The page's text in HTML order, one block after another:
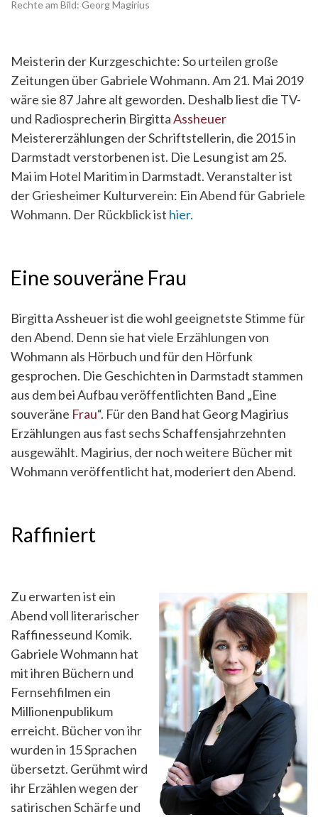
Rechte am Bild: Georg Magirius
Meisterin der Kurzgeschichte: So urteilen große
Zeitungen über Gabriele Wohmann. Am 21. Mai 2019
wäre sie 87 Jahre alt geworden. Deshalb liest die TV-
und Radiosprecherin BirgittaAssheuer
Meistererzählungen der Schriftstellerin, die 2015 in
Darmstadt verstorbenen ist. Die Lesung ist am 25.
Mai im Hotel Maritim in Darmstadt. Veranstalter ist
der Griesheimer Kulturverein: Ein Abend für Gabriele
Wohmann. Der Rückblick ist hier.
Eine souveräne Frau
Birgitta Assheuer ist die wohl geeignetste Stimme für
den Abend. Denn sie hat viele Erzählungen von
Wohmann als Hörbuch und für den Hörfunk
gesprochen. Die Geschichten in Darmstadt stammen
aus dem bei Aufbau veröffentlichten Band „Eine
souveräne Frau“. Für den Band hat Georg Magirius
Erzählungen aus fast sechs Schaffensjahrzehnten
ausgewählt. Magirius, der noch weitere Bücher mit
Wohmann veröffentlicht hat, moderiert den Abend.
Raffiniert
Zu erwarten ist ein
Abend voll literarischer
Raffinesseund Komik.
Gabriele Wohmann hat
mit ihren Büchern und
Fernsehfilmen ein
Millionenpublikum
erreicht. Bücher von ihr
wurden in 15 Sprachen
übersetzt. Gerühmt wird
ihr Erzählen wegen der
satirischen Schärfe und